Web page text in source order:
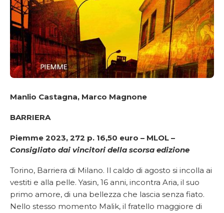
Manlio Castagna, Marco Magnone
BARRIERA
Piemme 2023, 272 p. 16,50 euro – MLOL –
Consigliato dai vincitori della scorsa edizione
Torino, Barriera di Milano. Il caldo di agosto si incolla ai
vestiti e alla pelle. Yasin, 16 anni, incontra Aria, il suo
primo amore, di una bellezza che lascia senza fiato.
Nello stesso momento Malik, il fratello maggiore di